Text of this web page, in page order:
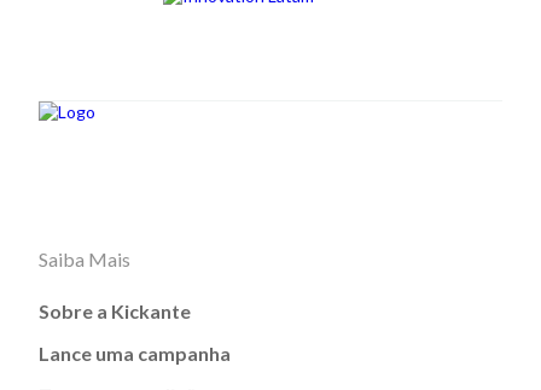
Saiba Mais
Sobre a Kickante
Lance uma campanha